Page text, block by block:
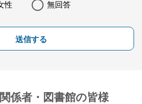
性 無回答
送信する
係者・図書館の皆様